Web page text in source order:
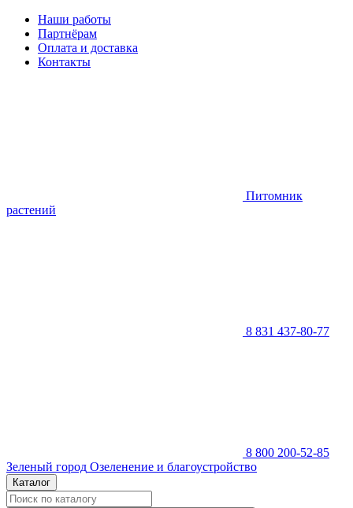
Наши работы
Партнёрам
Оплата и доставка
Контакты
Питомник
растений
8 831 437-80-77
8 800 200-52-85
Зеленый город Озеленение и благоустройство
Каталог